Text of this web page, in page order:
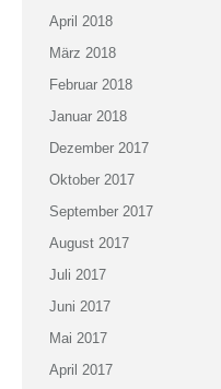
April 2018
März 2018
Februar 2018
Januar 2018
Dezember 2017
Oktober 2017
September 2017
August 2017
Juli 2017
Juni 2017
Mai 2017
April 2017